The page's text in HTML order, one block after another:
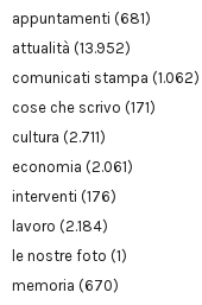
appuntamenti (681)
attualità (13.952)
comunicati stampa (1.062)
cose che scrivo (171)
cultura (2.711)
economia (2.061)
interventi (176)
lavoro (2.184)
le nostre foto (1)
memoria (670)